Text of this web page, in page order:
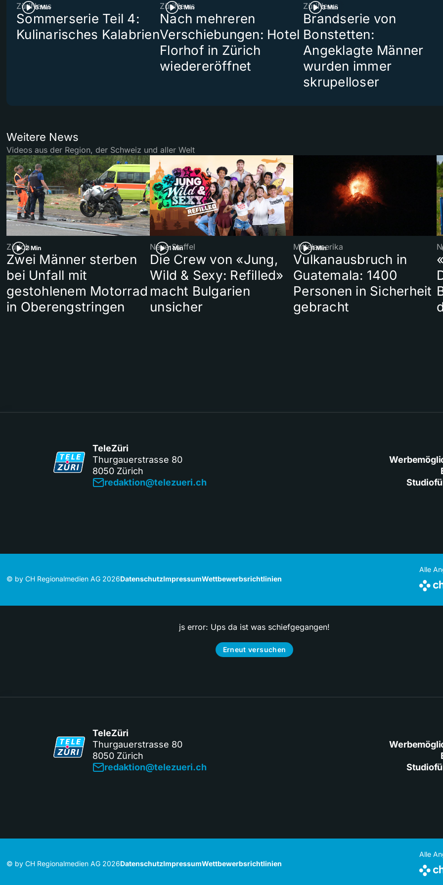
5 Min
ZüriNews
Sommerserie Teil 4:
Kulinarisches Kalabrien
3 Min
ZüriNews
Nach mehreren
Verschiebungen: Hotel
Florhof in Zürich
wiedereröffnet
3 Min
ZüriNews
Brandserie von
Bonstetten:
Angeklagte Männer
wurden immer
skrupelloser
Weitere News
Videos aus der Region, der Schweiz und aller Welt
2 Min
Zürich
Zwei Männer sterben
bei Unfall mit
gestohlenem Motorrad
in Oberengstringen
1 Min
Neue Staffel
Die Crew von «Jung,
Wild & Sexy: Refilled»
macht Bulgarien
unsicher
1 Min
Mittelamerika
Vulkanausbruch in
Guatemala: 1400
Personen in Sicherheit
gebracht
TeleZüri
Thurgauerstrasse 80
8050 Zürich
redaktion@telezueri.ch
© by CH Regionalmedien AG 2026DatenschutzImpressumWettbewerbsrichtlinien
Alle
js error: Ups da ist was schiefgegangen!
Erneut versuchen
TeleZüri
Thurgauerstrasse 80
8050 Zürich
redaktion@telezueri.ch
© by CH Regionalmedien AG 2026DatenschutzImpressumWettbewerbsrichtlinien
Alle